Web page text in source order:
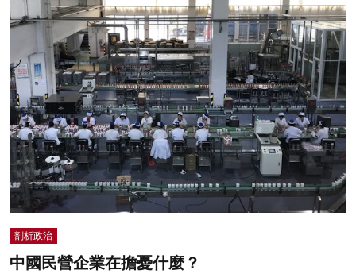
剖析政治
中國民營企業在擔憂什麼？